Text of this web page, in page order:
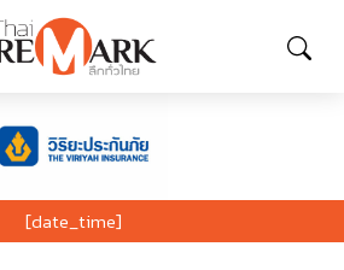
[date_time]